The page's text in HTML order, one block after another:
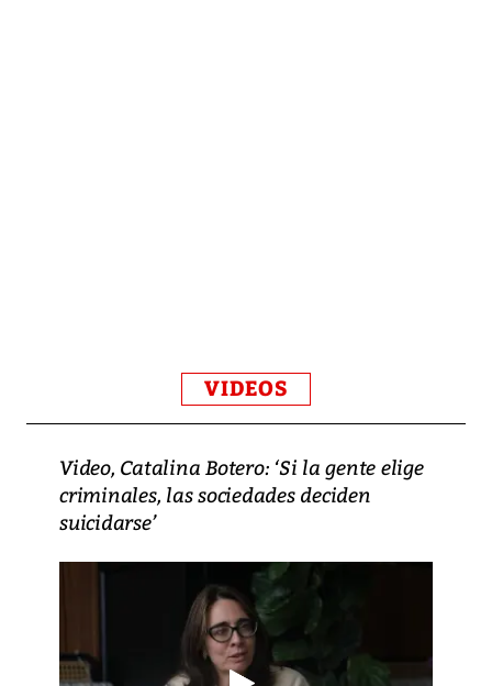
VIDEOS
Video, Catalina Botero: ‘Si la gente elige
criminales, las sociedades deciden
suicidarse’